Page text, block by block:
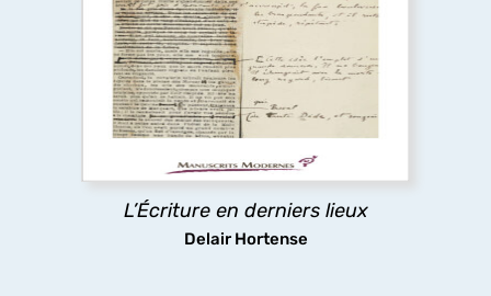
L’Écriture en derniers lieux
Delair Hortense
Pour certains auteurs, l’impression de l’ouvrage
relance l’écriture au lieu d’y mettre un terme. Cet
ouvrage réexamine l’histoire littéraire et les
Rougon-Macquartà la lumière des épreuves
typographiques, où Zola révise littéralement le
texte de chaque roman à la dernière minute.
découvrir